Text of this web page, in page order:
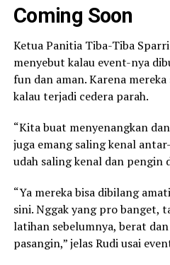
Coming Soon
Ketua Panitia Tiba-Tiba
menyebut kalau event-nya
fun dan aman. Karena
kalau terjadi cedera parah.
“Kita buat menyenangkan
juga emang saling kenal
udah saling kenal dan pengin
“Ya mereka bisa dibilang
sini. Nggak yang pro banget,
latihan sebelumnya, berat
pasangin,” jelas Rudi usai